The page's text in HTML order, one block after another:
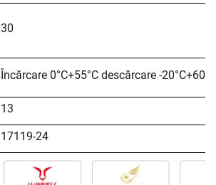
30
Încărcare 0°C+55°C descărcare -20°C+60°C
13
17119-24